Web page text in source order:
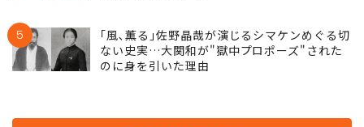
5
｢風､薫る｣佐野晶哉が演じるシマケンめぐる切
ない史実…大関和が"獄中プロポーズ"された
のに身を引いた理由